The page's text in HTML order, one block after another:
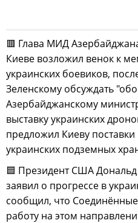
🟥 Глава МИД
Киеве возложил венок к
украинских боевиков,
Зеленскому обсуждать
Азербайджанскому
выставку украинских
предложил Киеву
украинских подземных
🟦 Президент США
заявил о прогрессе в
сообщил, что
работу на этом